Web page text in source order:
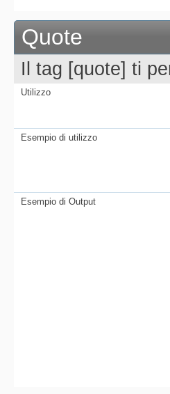
Quote
Il tag [quote] ti
Utilizzo
Esempio di utilizzo
Esempio di Output